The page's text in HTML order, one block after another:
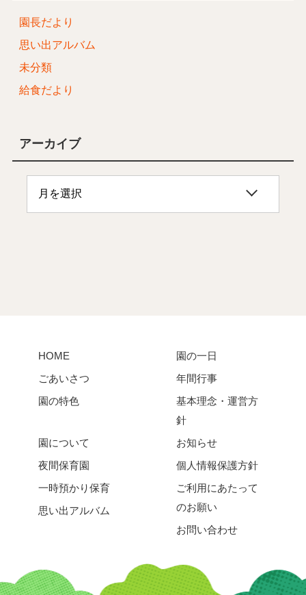
園長だより
思い出アルバム
未分類
給食だより
アーカイブ
HOME
ごあいさつ
園の特色
園の一日
年間行事
基本理念・運営方
針
園について
夜間保育園
一時預かり保育
思い出アルバム
お知らせ
個人情報保護方針
ご利用にあたって
のお願い
お問い合わせ